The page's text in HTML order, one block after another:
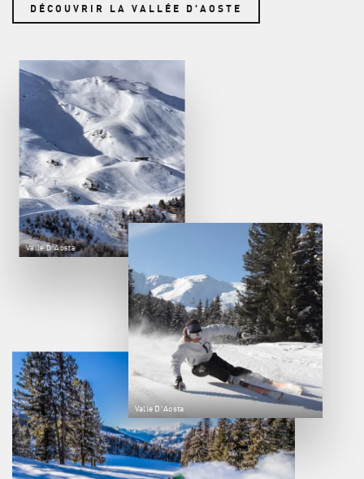
DÉCOUVRIR LA VALLÉE D'AOSTE
Valle D'Aosta
Valle D'Aosta